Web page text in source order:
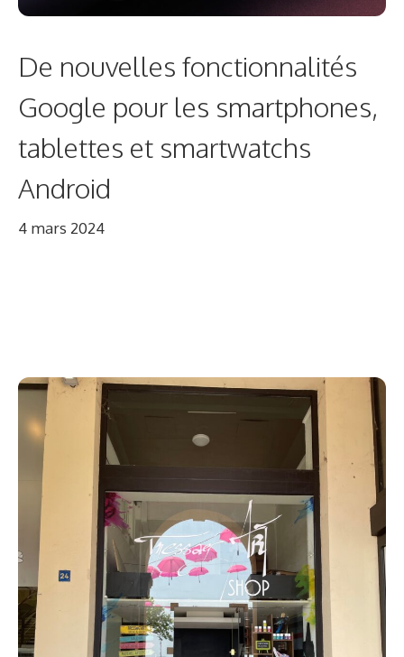
De nouvelles fonctionnalités
Google pour les smartphones,
tablettes et smartwatchs
Android
4 mars 2024